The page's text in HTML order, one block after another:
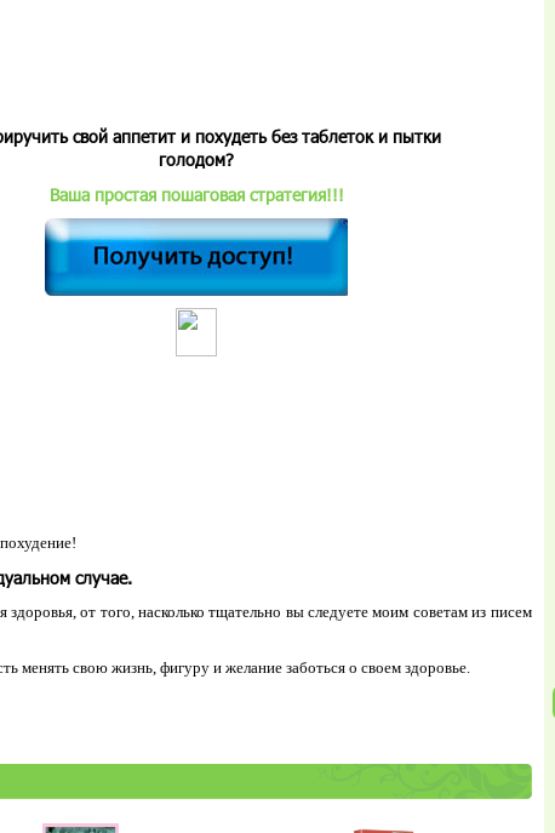
свой аппетит и похудеть без таблеток и пытки
голодом?
Ваша простая пошаговая стратегия!!!
случае.
от того, насколько тщательно вы следуете моим советам из писем
менять свою жизнь, фигуру и желание заботься о своем здоровье.